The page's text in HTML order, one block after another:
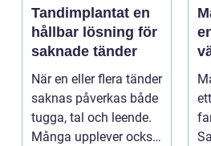
Tandimplantat en
hållbar lösning för
saknade tänder
När en eller flera tänder
saknas påverkas både
tugga, tal och leende.
Många upplever också